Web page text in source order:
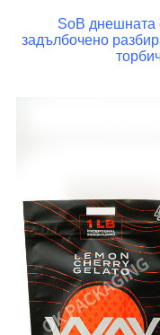
SoВ днешната
задълбочено